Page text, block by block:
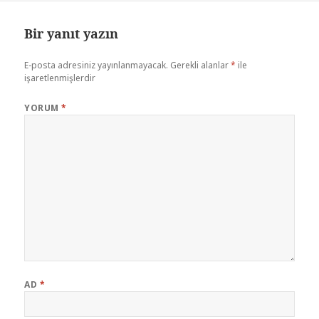
Bir yanıt yazın
E-posta adresiniz yayınlanmayacak. Gerekli alanlar* ile
işaretlenmişlerdir
YORUM*
AD *